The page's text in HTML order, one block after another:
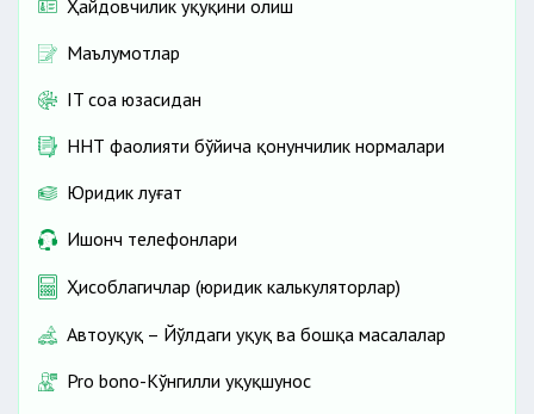
Ҳайдовчилик ҳуқуқини олиш
Маълумотлар
IT соҳа юзасидан
ННТ фаолияти бўйича қонунчилик нормалари
Юридик луғат
Ишонч телефонлари
Ҳисоблагичлар (юридик калькуляторлар)
Автоҳуқуқ – Йўлдаги ҳуқуқ ва бошқа масалалар
Pro bono-Кўнгилли ҳуқуқшунос